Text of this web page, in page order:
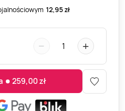
12,95 zł
− 1 +
259,00zł